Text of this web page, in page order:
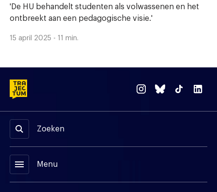
'De HU behandelt studenten als volwassenen en het
ontbreekt aan een pedagogische visie.'
15 april 2025 - 11 min.
Zoeken
menu Menu